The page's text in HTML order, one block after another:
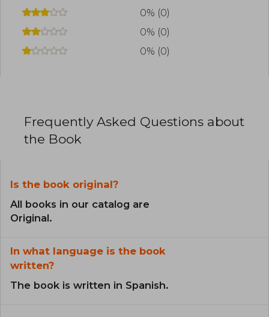
0% (0)
0% (0)
0% (0)
Frequently Asked Questions about
the Book
Is the book original?
All books in our catalog are
Original.
In what language is the book
written?
The book is written in Spanish.